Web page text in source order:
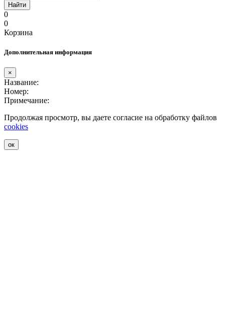
Найти
0
0
Корзина
Дополнительная информация
×
Название:
Номер:
Примечание:
Продолжая просмотр, вы даете согласие на обработку файлов
cookies
ок